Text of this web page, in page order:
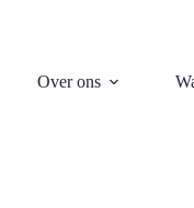
Over ons